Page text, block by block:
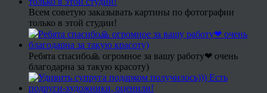
Всем советую заказывать картины по фотографии
только в этой студии!
Ребята спасибо🙏 огромное за вашу работу❤ очень
благодарна за такую красоту)